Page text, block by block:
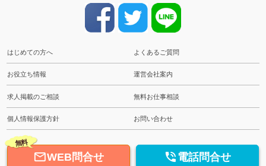
はじめての方へ よくあるご質問
お役立ち情報 運営会社案内
求人掲載のご相談 無料お仕事相談
個人情報保護方針 お問い合わせ
無料
WEB問合せ  電話問合せ